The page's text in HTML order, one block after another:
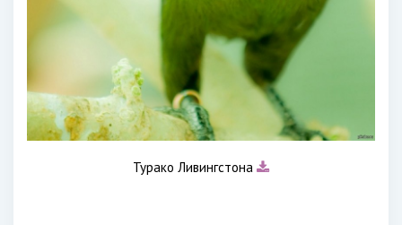
Турако Ливингстона